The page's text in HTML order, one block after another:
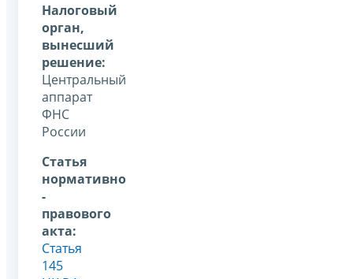
Налоговый
орган,
вынесший
решение:
Центральный
аппарат
ФНС
России
Статья
нормативно
-
правового
акта:
Статья
145